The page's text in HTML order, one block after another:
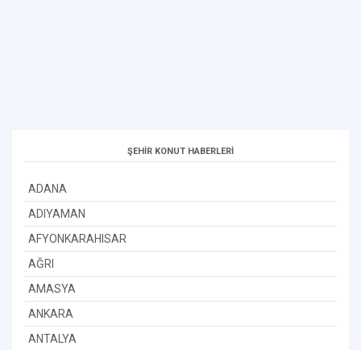
ŞEHİR KONUT HABERLERİ
ADANA
ADIYAMAN
AFYONKARAHISAR
AĞRI
AMASYA
ANKARA
ANTALYA